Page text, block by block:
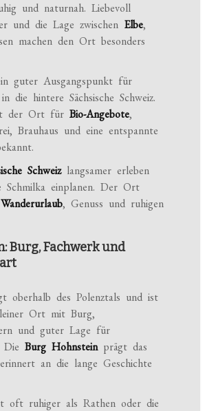
und naturnah. Liebevoll
und die Lage zwischen Elbe,
machen den Ort besonders
guter Ausgangspunkt für
die hintere Sächsische Schweiz.
der Ort fürBio-Angebote,
Brauhaus und eine entspannte
Schweizlangsamer erleben
Schmilka einplanen. Der Ort
Wanderurlaub, Genuss und ruhigen
Burg, Fachwerk und
oberhalb des Polenztals und ist
Ort mit Burg,
und guter Lage für
DieBurg Hohnsteinprägt das
an die lange Geschichte
ruhiger als Rathen oder die